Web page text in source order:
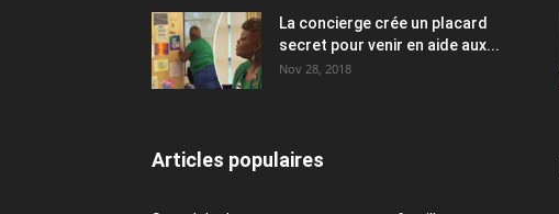
La concierge crée un placard
secret pour venir en aide aux...
Nov 28, 2018
Articles populaires